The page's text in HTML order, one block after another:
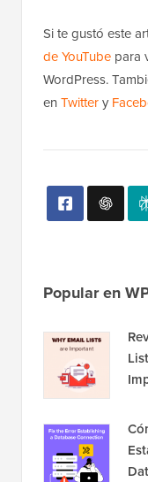
Si te gustó este
de YouTube para
WordPress.
en Twittery
Popular en